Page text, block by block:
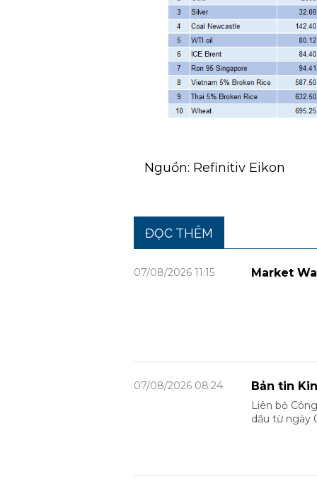
Nguồn: Refinitiv Eikon
ĐỌC THÊM
Market
07/08/2026 11:15
Bản tin
Liên bộ
dầu từ ngày
07/08/2026 08:24